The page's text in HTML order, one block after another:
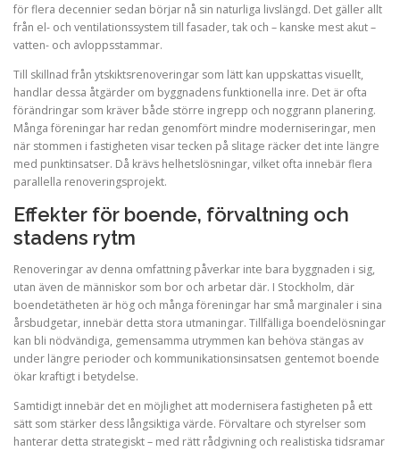
för flera decennier sedan börjar nå sin naturliga livslängd. Det gäller allt
från el- och ventilationssystem till fasader, tak och – kanske mest akut –
vatten- och avloppsstammar.
Till skillnad från ytskiktsrenoveringar som lätt kan uppskattas visuellt,
handlar dessa åtgärder om byggnadens funktionella inre. Det är ofta
förändringar som kräver både större ingrepp och noggrann planering.
Många föreningar har redan genomfört mindre moderniseringar, men
när stommen i fastigheten visar tecken på slitage räcker det inte längre
med punktinsatser. Då krävs helhetslösningar, vilket ofta innebär flera
parallella renoveringsprojekt.
Effekter för boende, förvaltning och
stadens rytm
Renoveringar av denna omfattning påverkar inte bara byggnaden i sig,
utan även de människor som bor och arbetar där. I Stockholm, där
boendetätheten är hög och många föreningar har små marginaler i sina
årsbudgetar, innebär detta stora utmaningar. Tillfälliga boendelösningar
kan bli nödvändiga, gemensamma utrymmen kan behöva stängas av
under längre perioder och kommunikationsinsatsen gentemot boende
ökar kraftigt i betydelse.
Samtidigt innebär det en möjlighet att modernisera fastigheten på ett
sätt som stärker dess långsiktiga värde. Förvaltare och styrelser som
hanterar detta strategiskt – med rätt rådgivning och realistiska tidsramar